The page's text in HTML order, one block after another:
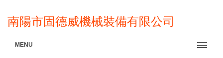
南陽市固德威機械裝備有限公司
MENU